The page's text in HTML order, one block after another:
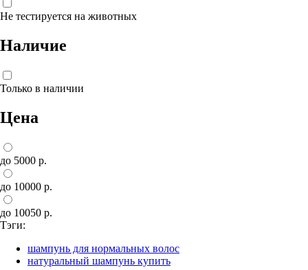
Не тестируется на животных
Наличие
Только в наличии
Цена
до 5000 р.
до 10000 р.
до 10050 р.
Тэги:
шампунь для нормальных волос
натуральный шампунь купить